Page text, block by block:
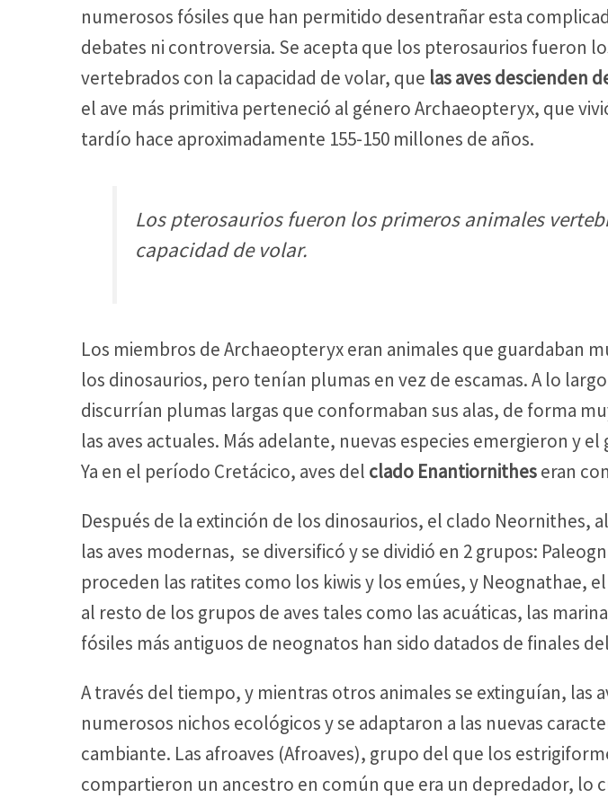
numerosos fósiles que han permitido desentrañar esta
debates ni controversia. Se acepta que los pterosaurios fueron
vertebrados con la capacidad de volar, que las aves descienden
el ave más primitiva perteneció al género Archaeopteryx, que
tardío hace aproximadamente 155-150 millones de años.
Los pterosaurios fueron los primeros animales
capacidad de volar.
Los miembros de Archaeopteryx eran animales que guardaban
los dinosaurios, pero tenían plumas en vez de escamas. A lo
discurrían plumas largas que conformaban sus alas, de forma
las aves actuales. Más adelante, nuevas especies emergieron y
Ya en el período Cretácico, aves del clado Enantiornitheseran
Después de la extinción de los dinosaurios, el clado Neornithes,
las aves modernas, se diversificó y se dividió en 2 grupos:
proceden las ratites como los kiwis y los emúes, y Neognathae,
al resto de los grupos de aves tales como las acuáticas, las
fósiles más antiguos de neognatos han sido datados de finales
A través del tiempo, y mientras otros animales se extinguían, las
numerosos nichos ecológicos y se adaptaron a las nuevas
cambiante. Las afroaves (Afroaves), grupo del que los
compartieron un ancestro en común que era un depredador, lo